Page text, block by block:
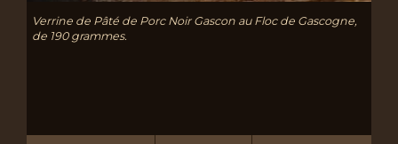
Verrine de Pâté de Porc Noir Gascon au Floc de Gascogne,
de 190 grammes.